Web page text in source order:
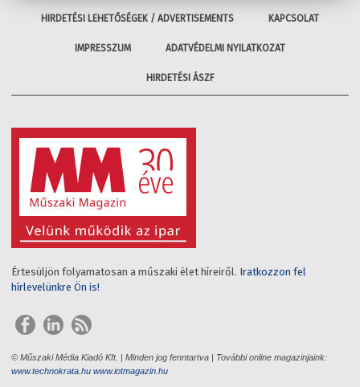
HIRDETÉSI LEHETŐSÉGEK / ADVERTISEMENTS KAPCSOLAT
IMPRESSZUM ADATVÉDELMI NYILATKOZAT
HIRDETÉSI ÁSZF
Értesüljön folyamatosan a műszaki élet híreiről. Iratkozzon fel
hírlevelünkre Ön is!
© Műszaki Média Kiadó Kft. | Minden jog fenntartva | További online magazinjaink:
www.technokrata.hu www.iotmagazin.hu